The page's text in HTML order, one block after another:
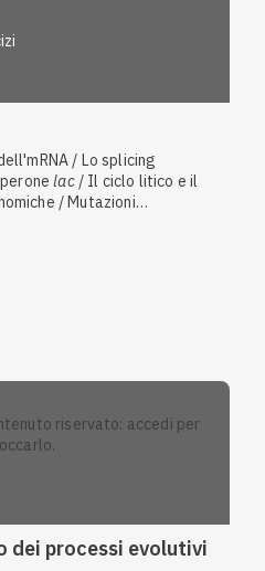
/ Lo splicing
lac/ Il ciclo litico e il
/ Mutazioni
dei processi evolutivi